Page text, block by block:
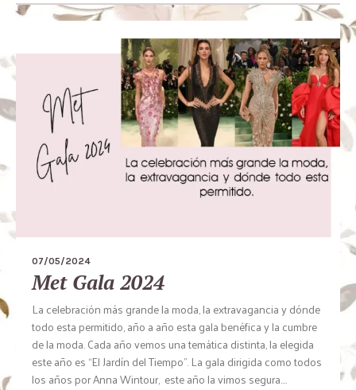
07/05/2024
Met Gala 2024
La celebración más grande la moda, la extravagancia y dónde
todo esta permitido, año a año esta gala benéfica y la cumbre
de la moda. Cada año vemos una temática distinta, la elegida
este año es “El Jardín del Tiempo”. La gala dirigida como todos
los años por Anna Wintour, este año la vimos segura....